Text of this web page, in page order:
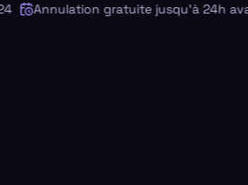
Annulation gratuite jusqu'à 24h avant